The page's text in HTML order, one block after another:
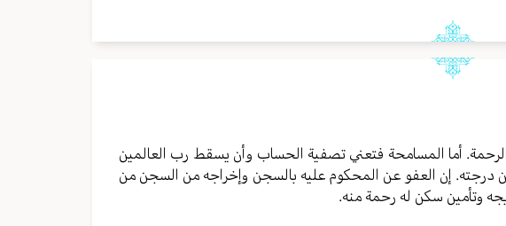
أما المسامحة فتعني تصفية الحساب وأن يسقط رب العالمين
من درجته. إن العفو عن المحكوم عليه بالسجن وإخراجه من السجن من
وتأمين سكن له رحمة منه.